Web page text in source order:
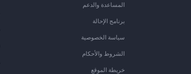
المساعدة والدعم
برنامج الإحالة
سياسة الخصوصية
الشروط والأحكام
خريطة الموقع